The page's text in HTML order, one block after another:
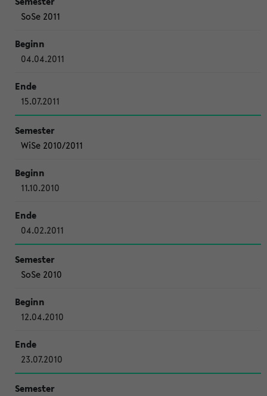
SoSe 2011
04.04.2011
15.07.2011
WiSe 2010/2011
11.10.2010
04.02.2011
SoSe 2010
12.04.2010
23.07.2010